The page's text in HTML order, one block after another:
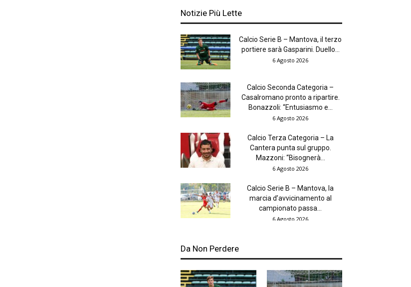
Notizie Più Lette
Calcio Serie B – Mantova, il terzo
portiere sarà Gasparini. Duello...
6 Agosto 2026
Calcio Seconda Categoria –
Casalromano pronto a ripartire.
Bonazzoli: “Entusiasmo e...
6 Agosto 2026
Calcio Terza Categoria – La
Cantera punta sul gruppo.
Mazzoni: “Bisognerà...
6 Agosto 2026
Calcio Serie B – Mantova, la
marcia d’avvicinamento al
campionato passa...
6 Agosto 2026
Da Non Perdere